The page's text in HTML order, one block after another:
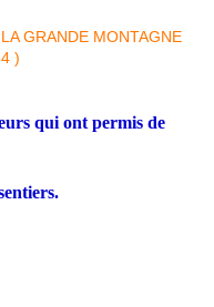
qui ont permis de